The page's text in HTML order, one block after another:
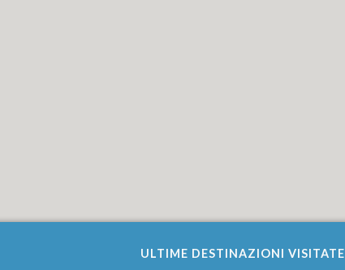
ULTIME DESTINAZIONI VISITATE